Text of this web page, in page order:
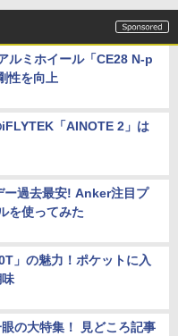
ルミホイール「CE28 N-p
性を向上
「AINOTE 2」は
過去最安! Anker注目プ
を使ってみた
」の魅力！ポケットに入
の大特集！ 見どころ記事